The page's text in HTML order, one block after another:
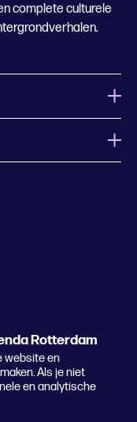
Rotterdam
website en
Als je niet
en analytische
complete culturele